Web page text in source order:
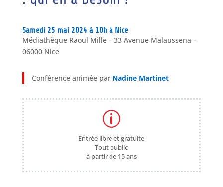
Samedi 25 mai 2024 à 10h à Nice
Médiathèque Raoul Mille – 33 Avenue Malaussena –
06000 Nice
Conférence animée parNadine Martinet​
p
Entrée libre et gratuite
Tout public
à partir de 15 ans